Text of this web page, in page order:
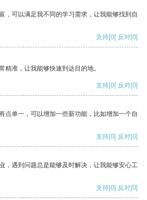
，可以满足我不同的学习需求，让我能够找到自
支持[0] 反对[0]
精准，让我能够快速到达目的地。
支持[0] 反对[0]
点单一，可以增加一些新功能，比如增加一个自
支持[0] 反对[0]
，遇到问题总是能够及时解决，让我能够安心工
支持[0] 反对[0]